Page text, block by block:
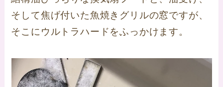
そして焦げ付いた魚焼きグリルの窓ですが、
そこにウルトラハードをふっかけます。